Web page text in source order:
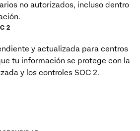
no autorizados, incluso dentro
2
y actualizada para centros
tu información se protege con la
y los controles SOC 2.